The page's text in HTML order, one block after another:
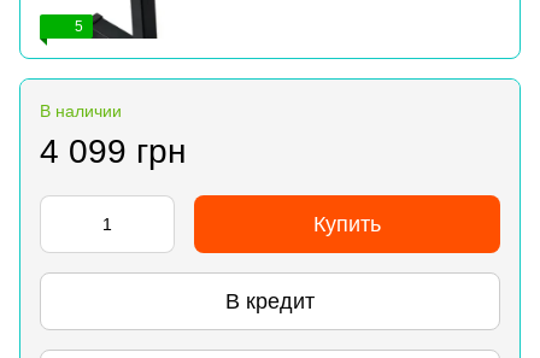
5
В наличии
4 099 грн
Купить
В кредит